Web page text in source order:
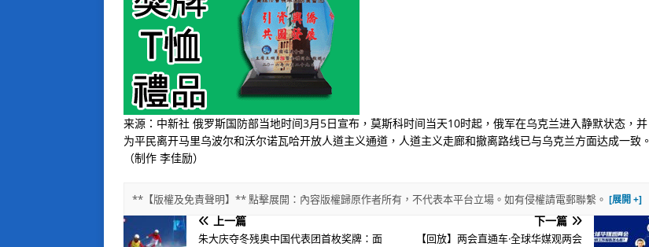
来源：中新社 俄罗斯国防部当地时间3月5日宣布，莫斯科时间当天10时起，俄军在乌克兰进入静默状态，并
为平民离开马里乌波尔和沃尔诺瓦哈开放人道主义通道，人道主义走廊和撤离路线已与乌克兰方面达成一致。
（制作 李佳励）
**【版權及免責聲明】** 點擊展開：內容版權歸原作者所有，不代表本平台立場。如有侵權請電郵聯繫。
上一篇
朱大庆夺冬残奥中国代表团首枚奖牌：面
下一篇
【回放】两会直通车·全球华媒观两会